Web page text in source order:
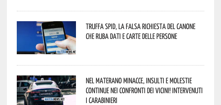
Truffa Spid, la falsa richiesta del canone
che ruba dati e carte delle persone
Nel materano minacce, insulti e molestie
continue nei confronti dei vicini! Intervenuti
i Carabinieri